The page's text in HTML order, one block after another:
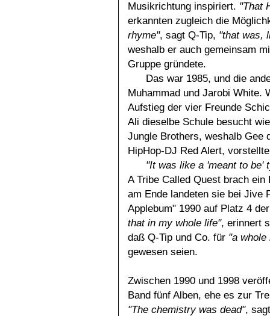
Musikrichtung inspiriert. "That
erkannten zugleich die
rhyme", sagt Q-Tip, "that was,
weshalb er auch gemeinsam
Gruppe gründete.
Das war 1985, und die
Muhammad und Jarobi White.
Aufstieg der vier Freunde
Ali dieselbe Schule besucht
Jungle Brothers, weshalb Gee
HipHop-DJ Red Alert,
"It was like a 'meant to be'
A Tribe Called Quest brach
am Ende landeten sie bei Jive
Applebum" 1990 auf Platz 4
that in my whole life", erinnert
daß Q-Tip und Co. für "a whole
gewesen seien.
Zwischen 1990 und 1998
Band fünf Alben, ehe es zur
"The chemistry was dead",